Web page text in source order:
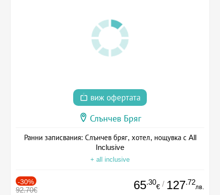
виж офертата
Слънчев Бряг
Ранни записвания: Слънчев бряг, хотел, нощувка с All
Inclusive
+ all inclusive
-30%
92.70€ 65.30
€ / 127.72
лв.